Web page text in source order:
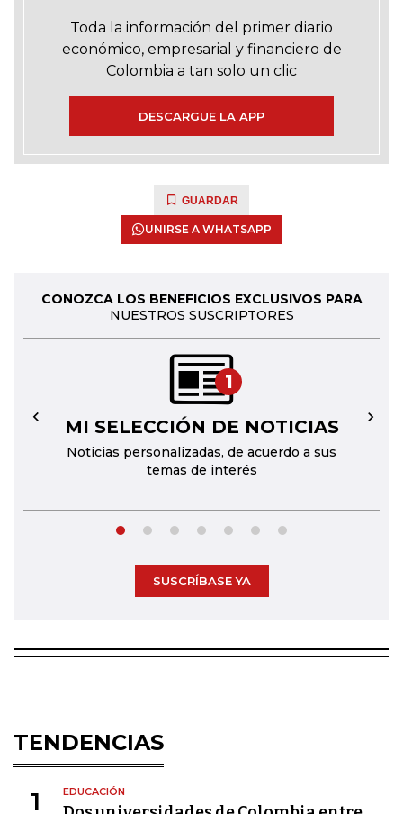
Toda la información del primer diario
económico, empresarial y financiero de
Colombia a tan solo un clic
DESCARGUE LA APP
GUARDAR
UNIRSE A WHATSAPP
CONOZCA LOS BENEFICIOS EXCLUSIVOS PARA
NUESTROS SUSCRIPTORES
1
MI SELECCIÓN DE NOTICIAS
Noticias personalizadas, de acuerdo a sus
temas de interés
← →
SUSCRÍBASE YA
TENDENCIAS
1 EDUCACIÓN